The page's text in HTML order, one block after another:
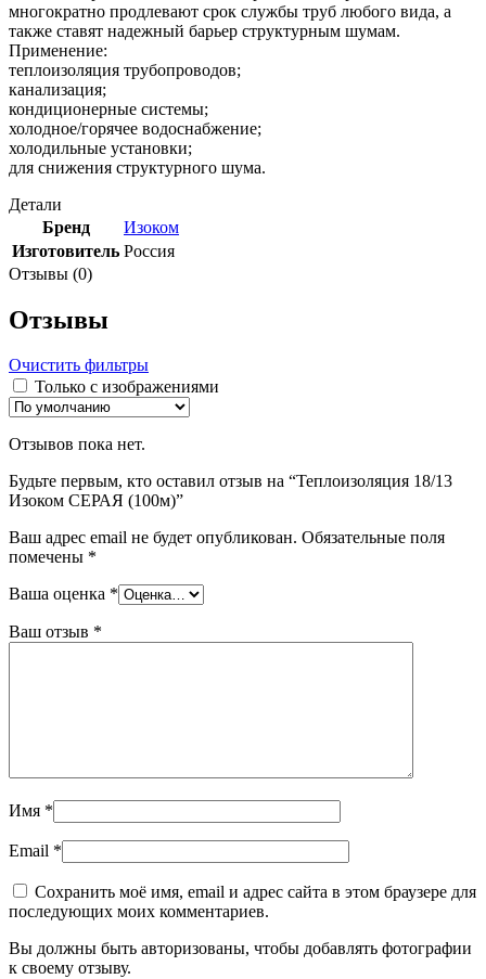
многократно продлевают срок службы труб любого вида, а
также ставят надежный барьер структурным шумам.
Применение:
теплоизоляция трубопроводов;
канализация;
кондиционерные системы;
холодное/горячее водоснабжение;
холодильные установки;
для снижения структурного шума.
Детали
Бренд
Изоком
Изготовитель Россия
Отзывы (0)
Отзывы
Очистить фильтры
Только с изображениями
Отзывов пока нет.
Будьте первым, кто оставил отзыв на “Теплоизоляция 18/13
Изоком СЕРАЯ (100м)”
Ваш адрес email не будет опубликован. Обязательные поля
помечены *
Ваша оценка *
Ваш отзыв *
Имя *
Email *
Сохранить моё имя, email и адрес сайта в этом браузере для
последующих моих комментариев.
Вы должны быть авторизованы, чтобы добавлять фотографии
к своему отзыву.